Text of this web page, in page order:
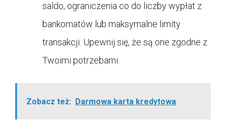
saldo, ograniczenia co do liczby wypłat z
bankomatów lub maksymalne limity
transakcji. Upewnij się, że są one zgodne z
Twoimi potrzebami.
Zobacz też: Darmowa karta kredytowa